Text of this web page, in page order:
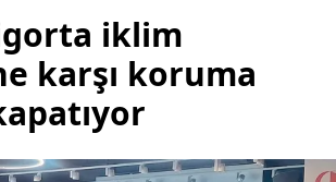
iklim
karşı koruma